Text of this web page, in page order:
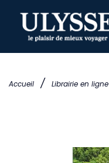
Accueil / Librairie en ligne